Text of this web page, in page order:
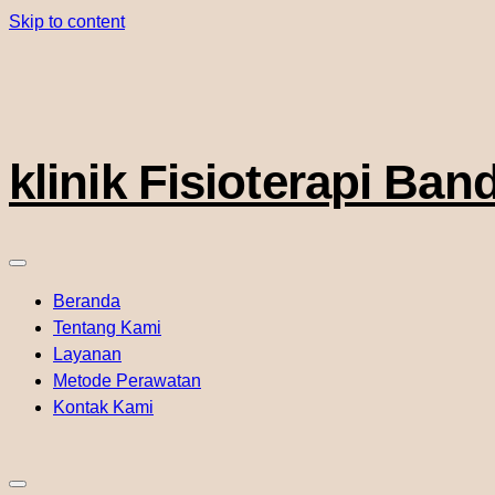
Skip to content
klinik Fisioterapi
Beranda
Tentang Kami
Layanan
Metode Perawatan
Kontak Kami